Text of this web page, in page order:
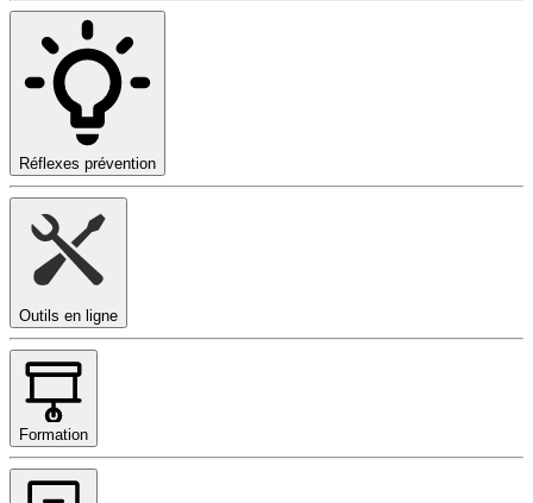
Réflexes prévention
Outils en ligne
Formation